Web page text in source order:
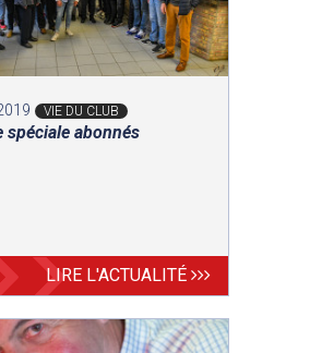
VIE DU CLUB
spéciale abonnés
LIRE L'ACTUALITÉ